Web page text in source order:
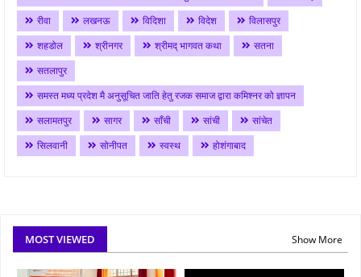
रीवा
लखनऊ विदिशा विदेश
विलासपुर
शहडोल
श्रीनगर श्रीमद् भागवत कथा
सतना
सतलापुर
समस्त मध्य प्रदेश मै अनुसूचित जाति हेतु रजक समाज द्वारा कमिश्नर को ज्ञापन
सलामतपुर
सागर साँची सांची
सांचेत
सिलवानी
सोनीपत स्वस्थ होशंगाबाद
MOST VIEWED Show More